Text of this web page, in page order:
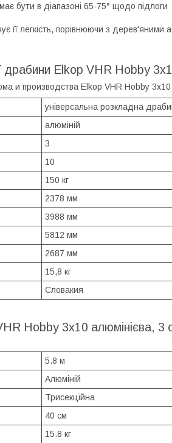
бути в діапазоні 65-75° щодо підлоги
її легкість, порівнюючи з дерев'яними
драбини Elkop VHR Hobby
універсальна розкладна
алюміній
3
10
150 кг
2378 мм
3988 мм
5812 мм
2687 мм
15,8 кг
Словакия
Hobby 3x10 алюмінієва, 3
5.8 м
Алюміній
Трисекційна
40 см
15.8 кг